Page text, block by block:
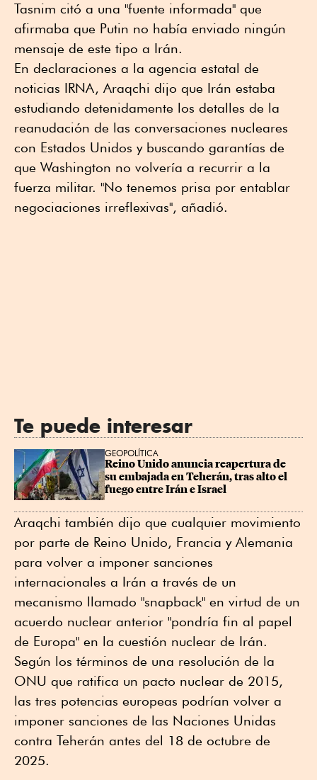
Tasnim citó a una "fuente informada" que
afirmaba que Putin no había enviado ningún
mensaje de este tipo a Irán.
En declaraciones a la agencia estatal de
noticias IRNA, Araqchi dijo que Irán estaba
estudiando detenidamente los detalles de la
reanudación de las conversaciones nucleares
con Estados Unidos y buscando garantías de
que Washington no volvería a recurrir a la
fuerza militar. "No tenemos prisa por entablar
negociaciones irreflexivas", añadió.
Te puede interesar
GEOPOLÍTICA
Reino Unido anuncia reapertura de
su embajada en Teherán, tras alto el
fuego entre Irán e Israel
Araqchi también dijo que cualquier movimiento
por parte de Reino Unido, Francia y Alemania
para volver a imponer sanciones
internacionales a Irán a través de un
mecanismo llamado "snapback" en virtud de un
acuerdo nuclear anterior "pondría fin al papel
de Europa" en la cuestión nuclear de Irán.
Según los términos de una resolución de la
ONU que ratifica un pacto nuclear de 2015,
las tres potencias europeas podrían volver a
imponer sanciones de las Naciones Unidas
contra Teherán antes del 18 de octubre de
2025.